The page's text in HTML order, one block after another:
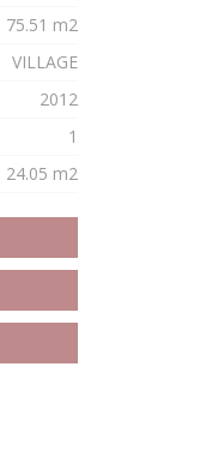
75.51 m2
VILLAGE
2012
1
24.05 m2